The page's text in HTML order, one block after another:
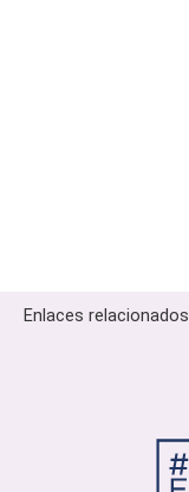
Enlaces relacionados